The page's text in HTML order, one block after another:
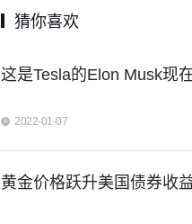
猜你喜欢
这是Tesla的Elon Musk现
2022-01-07
黄金价格跃升美国债券收